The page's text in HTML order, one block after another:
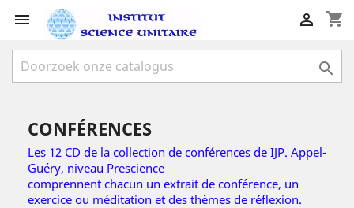
 shopping_cart


CONFÉRENCES
Les 12 CD de la collection de conférences de IJP. Appel-
Guéry, niveau Prescience
comprennent chacun un extrait de conférence, un
exercice ou méditation et des thèmes de réflexion.